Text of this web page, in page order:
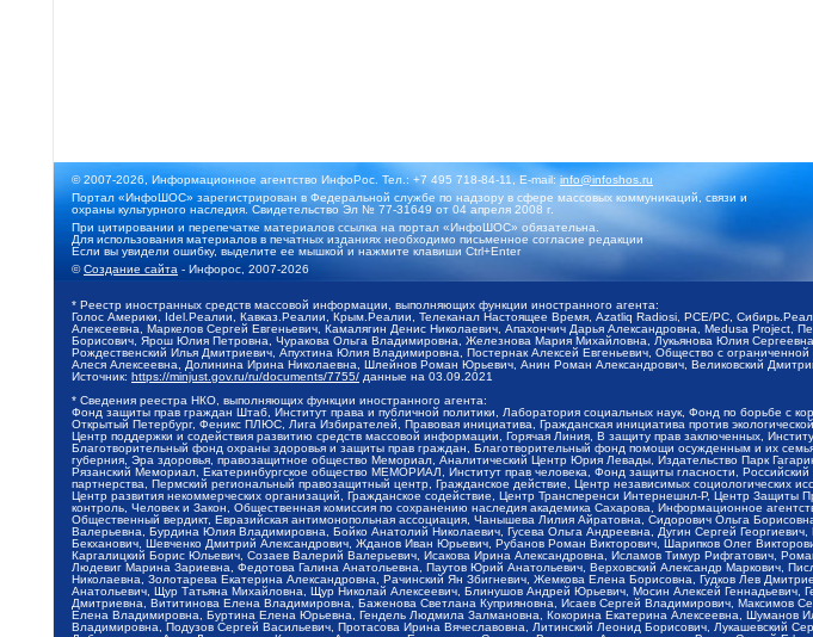
© 2007-2026, Информационное агентство ИнфоРос. Тел.: +7 495 718-84-11, E-mail:info@infoshos.ru
Портал «ИнфоШОС» зарегистрирован в Федеральной службе по надзору в сфере массовых коммуникаций, связи и
охраны культурного наследия. Свидетельство Эл № 77-31649 от 04 апреля 2008 г.
При цитировании и перепечатке материалов ссылка на портал «ИнфоШОС» обязательна.
Для использования материалов в печатных изданиях необходимо письменное согласие редакции
Если вы увидели ошибку, выделите ее мышкой и нажмите клавиши Ctrl+Enter
©Создание сайта - Инфорос, 2007-2026
* Реестр иностранных средств массовой информации, выполняющих функции иностранного агента:
Голос Америки, Idel.Реалии, Кавказ.Реалии, Крым.Реалии, Телеканал Настоящее Время, Azatliq Radiosi, PCE/PC,
Алексеевна, Маркелов Сергей Евгеньевич, Камалягин Денис Николаевич, Апахончич Дарья Александровна, Medusa
Борисович, Ярош Юлия Петровна, Чуракова Ольга Владимировна, Железнова Мария Михайловна, Лукьянова Юлия
Рождественский Илья Дмитриевич, Апухтина Юлия Владимировна, Постернак Алексей Евгеньевич, Общество с
Алеся Алексеевна, Долинина Ирина Николаевна, Шлейнов Роман Юрьевич, Анин Роман Александрович, Великовский
Источник: https://minjust.gov.ru/ru/documents/7755/ данные на 03.09.2021
* Сведения реестра НКО, выполняющих функции иностранного агента:
Фонд защиты прав граждан Штаб, Институт права и публичной политики, Лаборатория социальных наук, Фонд по борьбе
Открытый Петербург, Феникс ПЛЮС, Лига Избирателей, Правовая инициатива, Гражданская инициатива против
Центр поддержки и содействия развитию средств массовой информации, Горячая Линия, В защиту прав заключенных,
Благотворительный фонд охраны здоровья и защиты прав граждан, Благотворительный фонд помощи осужденным и их
губерния, Эра здоровья, правозащитное общество Мемориал, Аналитический Центр Юрия Левады, Издательство Парк
Рязанский Мемориал, Екатеринбургское общество МЕМОРИАЛ, Институт прав человека, Фонд защиты гласности,
партнерства, Пермский региональный правозащитный центр, Гражданское действие, Центр независимых
Центр развития некоммерческих организаций, Гражданское содействие, Центр Трансперенси Интернешнл-Р, Центр
контроль, Человек и Закон, Общественная комиссия по сохранению наследия академика Сахарова, Информационное
Общественный вердикт, Евразийская антимонопольная ассоциация, Чанышева Лилия Айратовна, Сидорович Ольга
Валерьевна, Бурдина Юлия Владимировна, Бойко Анатолий Николаевич, Гусева Ольга Андреевна, Дугин Сергей
Бекханович, Шевченко Дмитрий Александрович, Жданов Иван Юрьевич, Рубанов Роман Викторович, Шарипков Олег
Каргалицкий Борис Юльевич, Созаев Валерий Валерьевич, Исакова Ирина Александровна, Исламов Тимур Рифгатович,
Людевиг Марина Зариевна, Федотова Галина Анатольевна, Паутов Юрий Анатольевич, Верховский Александр Маркович,
Николаевна, Золотарева Екатерина Александровна, Рачинский Ян Збигневич, Жемкова Елена Борисовна, Гудков Лев
Анатольевич, Щур Татьяна Михайловна, Щур Николай Алексеевич, Блинушов Андрей Юрьевич, Мосин Алексей
Дмитриевна, Вититинова Елена Владимировна, Баженова Светлана Куприяновна, Исаев Сергей Владимирович, Максимов
Елена Владимировна, Буртина Елена Юрьевна, Гендель Людмила Залмановна, Кокорина Екатерина Алексеевна, Шуманов
Владимировна, Подузов Сергей Васильевич, Протасова Ирина Вячеславовна, Литинский Леонид Борисович, Лукашевский